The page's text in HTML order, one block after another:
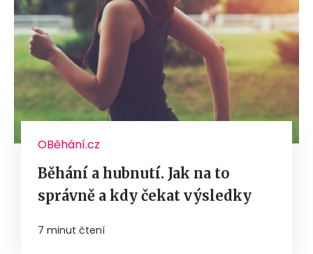
OBěhání.cz
Běhání a hubnutí. Jak na to
správně a kdy čekat výsledky
7 minut čtení